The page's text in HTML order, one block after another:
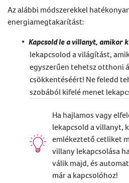
Az alábbi módszerekkel
energiamegtakarítást:
Kapcsold le a villanyt, amikor
lekapcsolod a világítást,
egyszerűen tehetsz otthoni
csökkentéséért! Ne feledd
szobából kifelé menet
Ha hajlamos vagy
lekapcsold a villanyt,
emlékeztető cetliket
villany lekapcsolása
válik majd, és
már a kapcsolóhoz!